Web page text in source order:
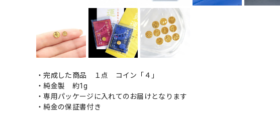
・完成した商品 １点 コイン「４」
・純金製 約1g
・専用パッケージに入れてのお届けとなります
・純金の保証書付き